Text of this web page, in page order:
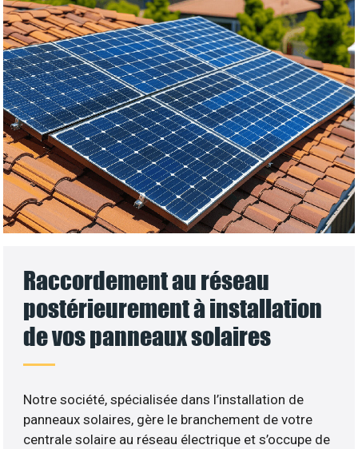
Raccordement au réseau
postérieurement à installation
de vos panneaux solaires
Notre société, spécialisée dans l’installation de
panneaux solaires, gère le branchement de votre
centrale solaire au réseau électrique et s’occupe de